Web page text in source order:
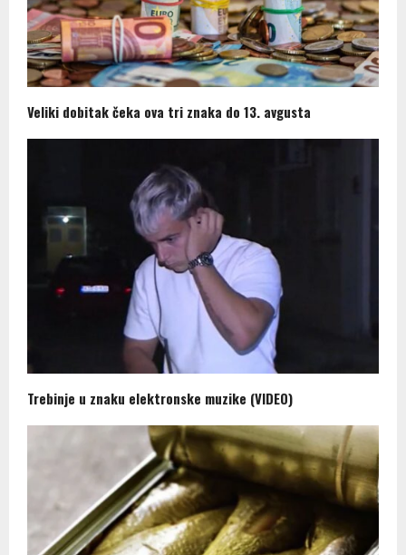
Veliki dobitak čeka ova tri znaka do 13. avgusta
Trebinje u znaku elektronske muzike (VIDEO)